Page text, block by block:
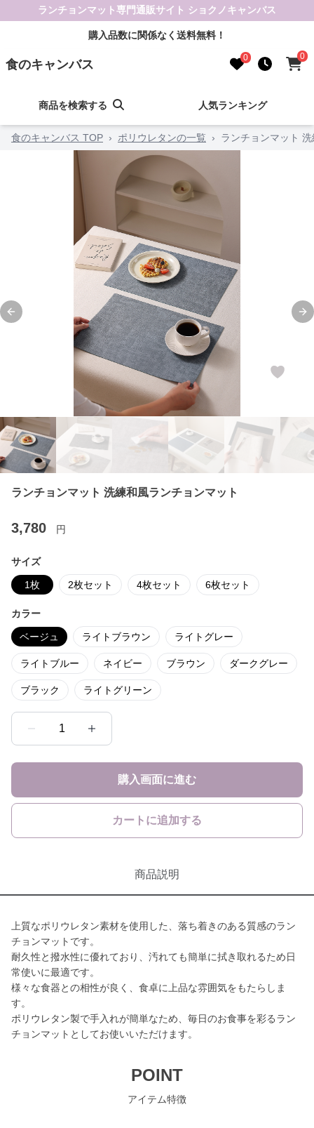
ランチョンマット専門通販サイト ショクノキャンバス
購入品数に関係なく送料無料！
食のキャンバス 0 0
商品を検索する 人気ランキング
食のキャンバス TOP › ポリウレタンの一覧 › ランチョンマット
Previous slide
ランチョンマット 洗練和風ランチョンマット
3,780 円
サイズ
1枚 2枚セット 4枚セット 6枚セット
カラー
ベージュ ライトブラウン ライトグレー
ライトブルー ネイビー ブラウン ダークグレー
ブラック ライトグリーン
1
購入画面に進む
カートに追加する
商品説明
上質なポリウレタン素材を使用した、落ち着きのある質感のラン
チョンマットです。
耐久性と撥水性に優れており、汚れても簡単に拭き取れるため日
常使いに最適です。
様々な食器との相性が良く、食卓に上品な雰囲気をもたらしま
す。
ポリウレタン製で手入れが簡単なため、毎日のお食事を彩るラン
チョンマットとしてお使いいただけます。
POINT
アイテム特徴